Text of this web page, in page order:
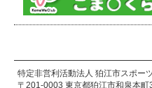
特定非営利活動法人 狛江市スポー
〒201-0003 東京都狛江市和泉本町